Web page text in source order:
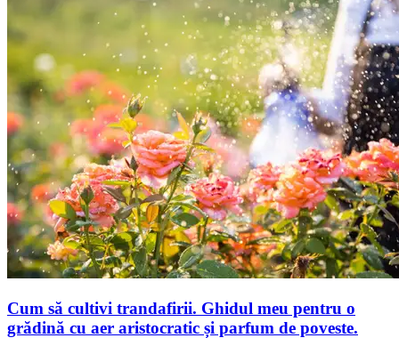
Cum să cultivi trandafirii. Ghidul meu pentru o
grădină cu aer aristocratic și parfum de poveste.